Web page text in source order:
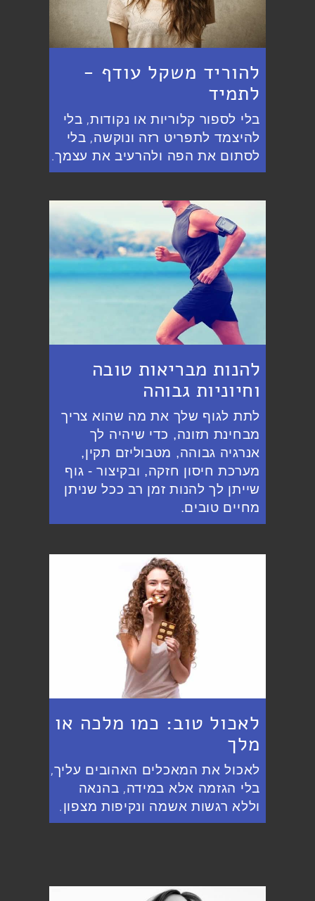
להוריד משקל עודף -
לתמיד
בלי לספור קלוריות או נקודות, בלי
להיצמד לתפריט רזה ונוקשה, בלי
לסתום את הפה ולהרעיב את עצמך.
להנות מבריאות טובה
וחיוניות גבוהה
לתת לגוף שלך את מה שהוא צריך
מבחינת תזונה, כדי שיהיה לך
אנרגיה גבוהה, מטבוליזם תקין,
מערכת חיסון חזקה, ובקיצור - גוף
שייתן לך להנות זמן רב ככל שניתן
מחיים טובים.
לאכול טוב: כמו מלכה או
מלך
לאכול את המאכלים האהובים עליך,
בלי הגזמה אלא במידה, בהנאה
וללא רגשות אשמה ונקיפות מצפון.